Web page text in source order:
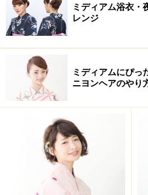
髪を数本ずつ引き出すイメージで
2. トップの毛束を少しずつつ
立体感を作ります。
残りの髪は左右に等分する
3. 写真のように、ハーフアッ
ままの髪を左右に分け、3つの
ミディアム浴衣・
レンジ
ミディアムにぴっ
ニヨンヘアのやり